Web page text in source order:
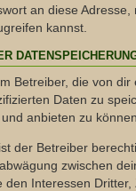
an diese Adresse,
kannst.
Betreiber, die von dir
Daten zu
anbieten zu können.
der Betreiber
zwischen
den Interessen Dritter,